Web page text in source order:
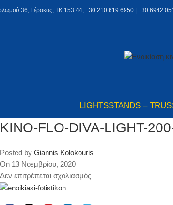
36, Γέρακας, ΤΚ 153 44, +30 210 619 6950 | +30 6942
LIGHTSSTANDS –
KINO-FLO-DIVA-LIGHT-
Posted by Giannis Kolokouris
On 13 Νοεμβρίου, 2020
Δεν επιτρέπεται σχολιασμός